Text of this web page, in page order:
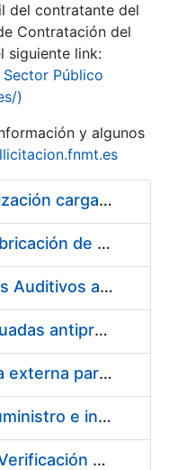
del contratante del
Contratación del
siguiente link:
Público
)
y algunos
Pliego condiciones optimización cargas compras firmado
Acuerdo marco para la fabricación de piezas
Suministro de Protectores Auditivos a medida para las personas trabajadoras de los Centros de Trabajo de Madrid y Burgos
Suministro de gafas graduadas antiproyecciones para los trabajadores de la FNMT-RCM en los centros de trabajo de Madrid y Burgos
Servicios de una empresa externa para el asesoramiento y resolución de los recursos de alzada que se presentan relacionados con procesos de selección para la FNMT-RCM
Acuerdo marco para el suministro e instalación de persianas, estores y otros complementos
Servicio de Calibración y Verificación Externa de los Equipos de Medición del Servicio de Prevención de la FNMT-RCM